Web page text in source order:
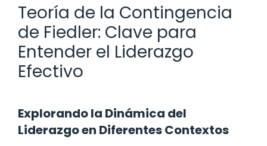
Teoría de la Contingencia
de Fiedler: Clave para
Entender el Liderazgo
Efectivo
Explorando la Dinámica del
Liderazgo en Diferentes Contextos